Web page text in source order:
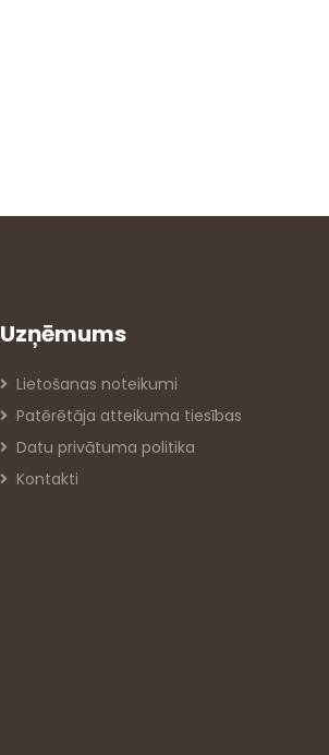
Uzņēmums
Lietošanas noteikumi
Patērētāja atteikuma tiesības
Datu privātuma politika
Kontakti